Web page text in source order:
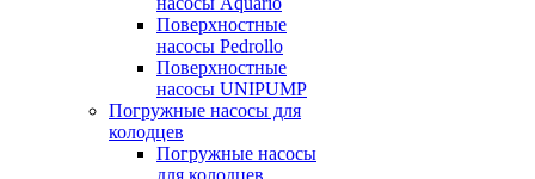
Поверхностные
насосы Pedrollo
Поверхностные
насосы UNIPUMP
Погружные насосы для
колодцев
Погружные насосы